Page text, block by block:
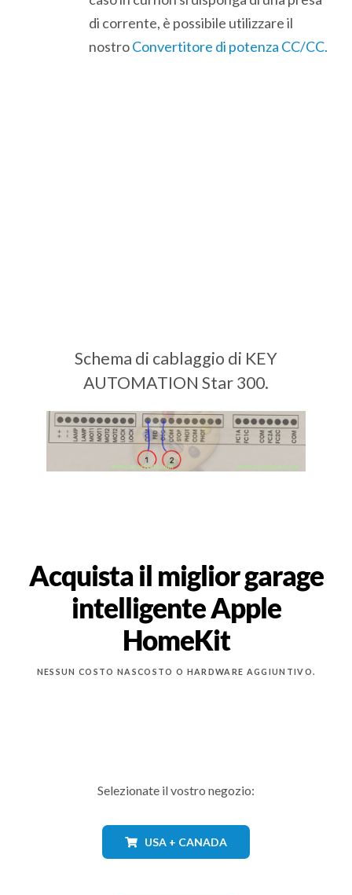
di corrente, è possibile utilizzare il
nostroConvertitore di potenza CC/CC.
Schema di cablaggio di KEY
AUTOMATION Star 300.
Acquista il miglior garage
intelligente Apple
HomeKit
NESSUN COSTO NASCOSTO O HARDWARE AGGIUNTIVO.
Selezionate il vostro negozio:
USA + CANADA